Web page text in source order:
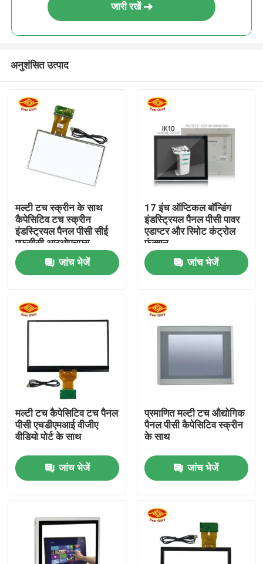
होम
फैक्टरी यात्रा
गुणवत्ता नियंत्रण
समाचार
एक बोली का अनुरोध
प्रदर्शन पैनल स्पर्श करें
जारी रखें
अनुशंसित उत्पाद
मल्टी टच स्क्रीन के साथ
कैपेसिटिव टच स्क्रीन
इंडस्ट्रियल पैनल पीसी सीई
एफसीसी आरओएचएस
प्रमाणित
जांच भेजें
17 इंच ऑप्टिकल बॉन्डिंग
इंडस्ट्रियल पैनल पीसी पावर
एडाप्टर और रिमोट कंट्रोल
फंक्शन
जांच भेजें
मल्टी टच कैपेसिटिव टच पैनल
पीसी एचडीएमआई वीजीए
वीडियो पोर्ट के साथ
जांच भेजें
प्रमाणित मल्टी टच औद्योगिक
पैनल पीसी कैपेसिटिव स्क्रीन
के साथ
जांच भेजें